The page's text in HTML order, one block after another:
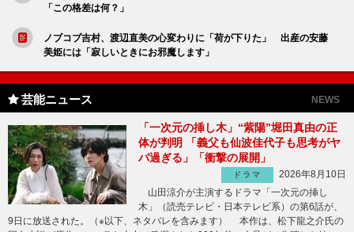
「この格差は何？」
ノブコブ吉村、渡辺直美の心変わりに「荷が下りた」 出産の安藤
美姫には「寂しいときにお邪魔します」
芸能ニュース NEWS
「一次元の挿し木」“紫陽”堀田真由の正
体が判明 「義父も仙波佳代子も思考がヤ
バ過ぎる」「衝撃の展開」
ドラマ
2026年8月10日
山田涼介が主演するドラマ「一次元の挿し
木」（読売テレビ・日本テレビ系）の第6話が、
9日に放送された。（※以下、ネタバレを含みます） 本作は、松下龍之介氏の